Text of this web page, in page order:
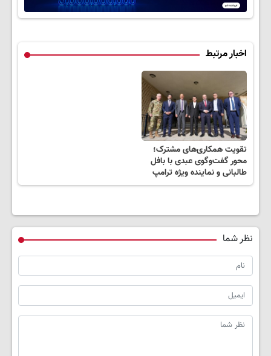
اخبار مرتبط
تقویت همکاری‌های مشترک؛
محور گفت‌وگوی عبدی با بافل
طالبانی و نماینده ویژه ترامپ
نظر شما